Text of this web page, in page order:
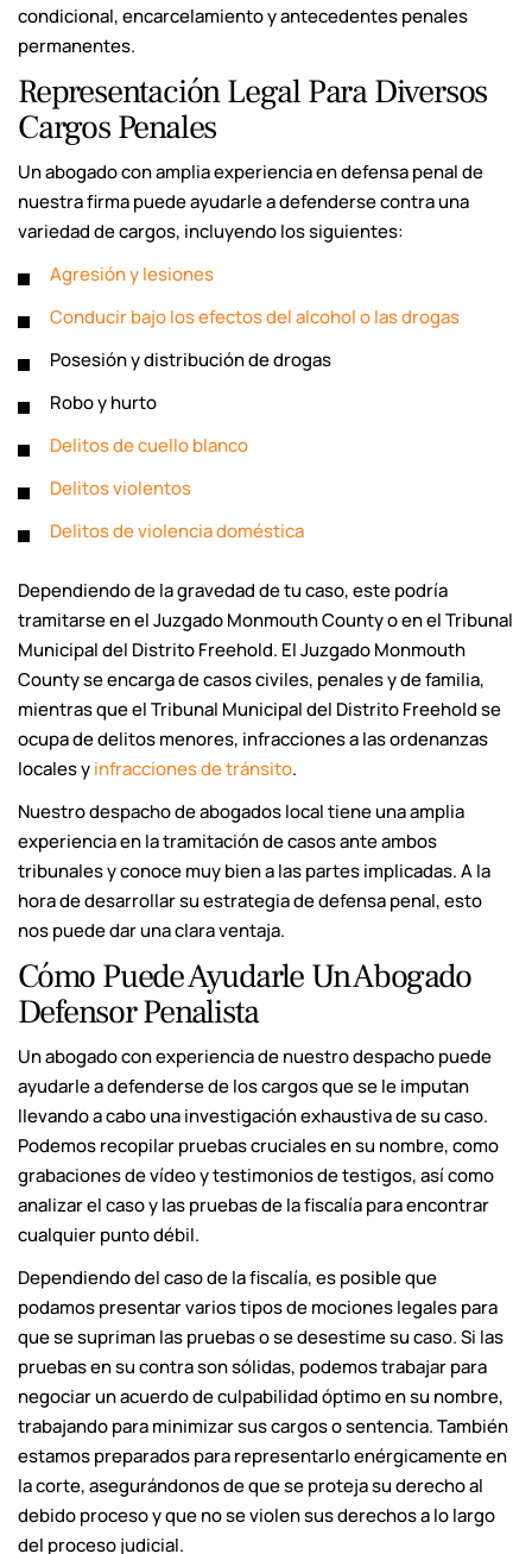
condicional, encarcelamiento y antecedentes penales
permanentes.
Representación Legal Para Diversos
Cargos Penales
Un abogado con amplia experiencia en defensa penal de
nuestra firma puede ayudarle a defenderse contra una
variedad de cargos, incluyendo los siguientes:
Agresión y lesiones
Conducir bajo los efectos del alcohol o las drogas
Posesión y distribución de drogas
Robo y hurto
Delitos de cuello blanco
Delitos violentos
Delitos de violencia doméstica
Dependiendo de la gravedad de tu caso, este podría
tramitarse en el Juzgado Monmouth County o en el Tribunal
Municipal del Distrito Freehold. El Juzgado Monmouth
County se encarga de casos civiles, penales y de familia,
mientras que el Tribunal Municipal del Distrito Freehold se
ocupa de delitos menores, infracciones a las ordenanzas
locales yinfracciones de tránsito.
Nuestro despacho de abogados local tiene una amplia
experiencia en la tramitación de casos ante ambos
tribunales y conoce muy bien a las partes implicadas. A la
hora de desarrollar su estrategia de defensa penal, esto
nos puede dar una clara ventaja.
Cómo Puede Ayudarle Un Abogado
Defensor Penalista
Un abogado con experiencia de nuestro despacho puede
ayudarle a defenderse de los cargos que se le imputan
llevando a cabo una investigación exhaustiva de su caso.
Podemos recopilar pruebas cruciales en su nombre, como
grabaciones de vídeo y testimonios de testigos, así como
analizar el caso y las pruebas de la fiscalía para encontrar
cualquier punto débil.
Dependiendo del caso de la fiscalía, es posible que
podamos presentar varios tipos de mociones legales para
que se supriman las pruebas o se desestime su caso. Si las
pruebas en su contra son sólidas, podemos trabajar para
negociar un acuerdo de culpabilidad óptimo en su nombre,
trabajando para minimizar sus cargos o sentencia. También
estamos preparados para representarlo enérgicamente en
la corte, asegurándonos de que se proteja su derecho al
debido proceso y que no se violen sus derechos a lo largo
del proceso judicial.